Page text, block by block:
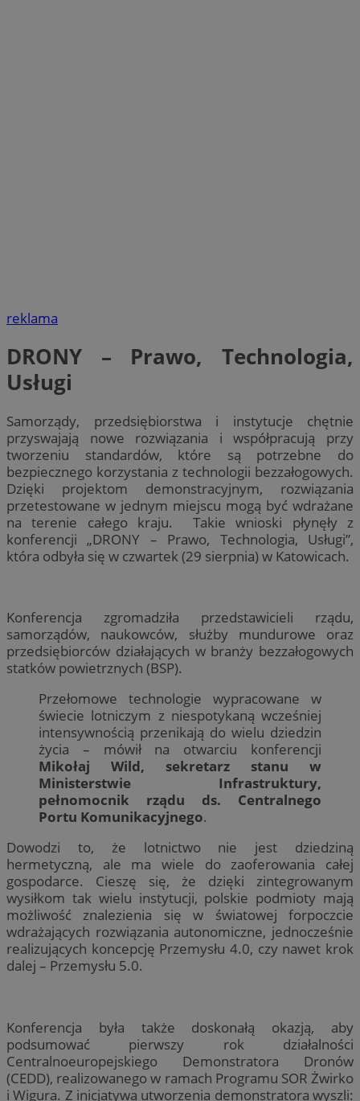
reklama
DRONY – Prawo, Technologia,
Usługi
Samorządy, przedsiębiorstwa i instytucje chętnie
przyswajają nowe rozwiązania i współpracują przy
tworzeniu standardów, które są potrzebne do
bezpiecznego korzystania z technologii bezzałogowych.
Dzięki projektom demonstracyjnym, rozwiązania
przetestowane w jednym miejscu mogą być wdrażane
na terenie całego kraju. Takie wnioski płynęły z
konferencji „DRONY – Prawo, Technologia, Usługi”,
która odbyła się w czwartek (29 sierpnia) w Katowicach.
Konferencja zgromadziła przedstawicieli rządu,
samorządów, naukowców, służby mundurowe oraz
przedsiębiorców działających w branży bezzałogowych
statków powietrznych (BSP).
Przełomowe technologie wypracowane w
świecie lotniczym z niespotykaną wcześniej
intensywnością przenikają do wielu dziedzin
życia – mówił na otwarciu konferencji
Mikołaj Wild, sekretarz stanu w
Ministerstwie Infrastruktury,
pełnomocnik rządu ds. Centralnego
Portu Komunikacyjnego.
Dowodzi to, że lotnictwo nie jest dziedziną
hermetyczną, ale ma wiele do zaoferowania całej
gospodarce. Cieszę się, że dzięki zintegrowanym
wysiłkom tak wielu instytucji, polskie podmioty mają
możliwość znalezienia się w światowej forpoczcie
wdrażających rozwiązania autonomiczne, jednocześnie
realizujących koncepcję Przemysłu 4.0, czy nawet krok
dalej – Przemysłu 5.0.
Konferencja była także doskonałą okazją, aby
podsumować pierwszy rok działalności
Centralnoeuropejskiego Demonstratora Dronów
(CEDD), realizowanego w ramach Programu SOR Żwirko
i Wigura. Z inicjatywą utworzenia demonstratora wyszli: